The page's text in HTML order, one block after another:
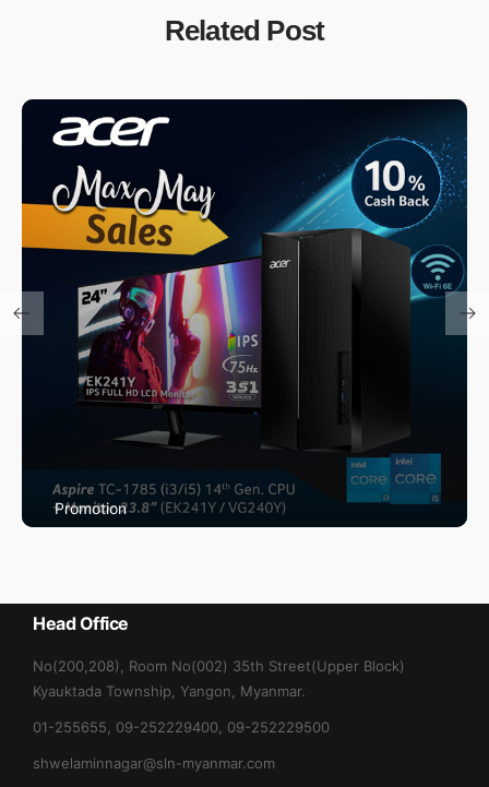
Related Post
Promotion
Head Office
No(200,208), Room No(002) 35th Street(Upper Block)
Kyauktada Township, Yangon, Myanmar.
01-255655, 09-252229400, 09-252229500
shwelaminnagar@sln-myanmar.com